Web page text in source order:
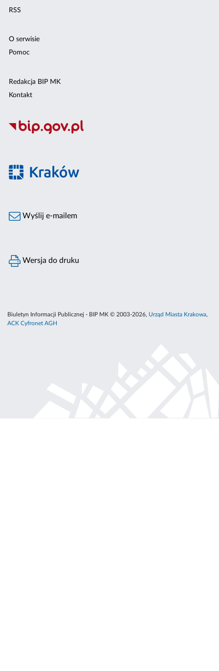
RSS
O serwisie
Pomoc
Redakcja BIP MK
Kontakt
Wyślij e-mailem
Wersja do druku
Biuletyn Informacji Publicznej - BIP MK © 2003-2026, Urząd Miasta Krakowa,
ACK Cyfronet AGH